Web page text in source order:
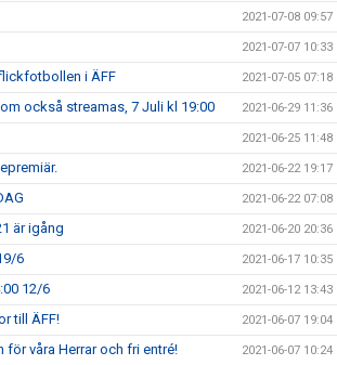
2021-07-08 09:57
2021-07-07 10:33
i ÄFF 2021-07-05 07:18
också streamas, 7 Juli kl 19:00 2021-06-29 11:36
2021-06-25 11:48
2021-06-22 19:17
2021-06-22 07:08
är igång 2021-06-20 20:36
6 2021-06-17 10:35
12/6 2021-06-12 13:43
till ÄFF! 2021-06-07 19:04
för våra Herrar och fri entré! 2021-06-07 10:24